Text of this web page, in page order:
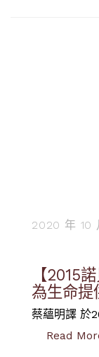
2020 年 10
【2015
為生命提
蔡蘊明譯 於
Read